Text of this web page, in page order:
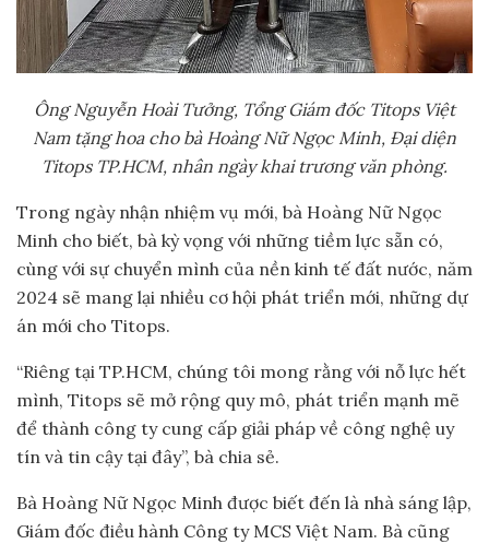
Ông Nguyễn Hoài Tưởng, Tổng Giám đốc Titops Việt
Nam tặng hoa cho bà Hoàng Nữ Ngọc Minh, Đại diện
Titops TP.HCM, nhân ngày khai trương văn phòng.
Trong ngày nhận nhiệm vụ mới, bà Hoàng Nữ Ngọc
Minh cho biết, bà kỳ vọng với những tiềm lực sẵn có,
cùng với sự chuyển mình của nền kinh tế đất nước, năm
2024 sẽ mang lại nhiều cơ hội phát triển mới, những dự
án mới cho Titops.
“Riêng tại TP.HCM, chúng tôi mong rằng với nỗ lực hết
mình, Titops sẽ mở rộng quy mô, phát triển mạnh mẽ
để thành công ty cung cấp giải pháp về công nghệ uy
tín và tin cậy tại đây”, bà chia sẻ.
Bà Hoàng Nữ Ngọc Minh được biết đến là nhà sáng lập,
Giám đốc điều hành Công ty MCS Việt Nam. Bà cũng